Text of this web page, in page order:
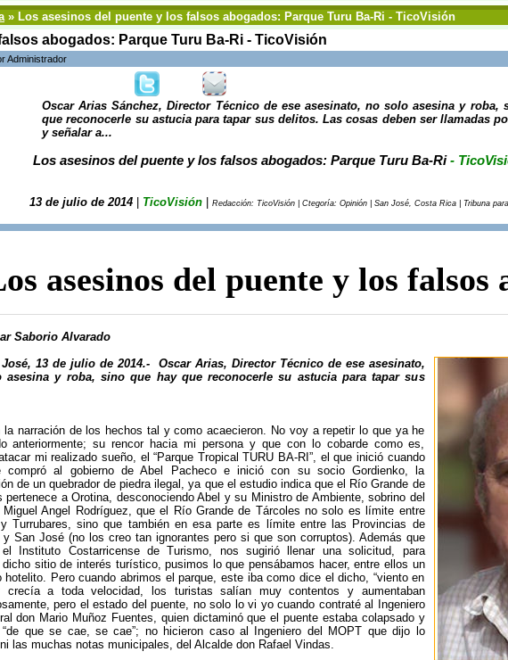
» Los asesinos del puente y los falsos abogados: Parque Turu Ba-Ri - TicoVisión
abogados: Parque Turu Ba-Ri - TicoVisión
Administrador
Oscar Arias Sánchez, Director Técnico de ese asesinato, no solo asesina y roba,
que reconocerle su astucia para tapar sus delitos. Las cosas deben ser llamadas
y señalar a...
Los asesinos del puente y los falsos abogados: Parque Turu Ba-Ri-
13 de julio de 2014 TicoVisión Redacción: TicoVisión | Ctegoría: Opinión | San José, Costa Rica | Tribuna
asesinos del puente y los falsos
Saborio Alvarado
13 de julio de 2014.- Oscar Arias, Director Técnico de ese asesinato,
asesina y roba, sino que hay que reconocerle su astucia para tapar sus
la narración de los hechos tal y como acaecieron. No voy a repetir lo que ya he
anteriormente; su rencor hacia mi persona y que con lo cobarde como es,
mi realizado sueño, el “Parque Tropical TURU BA-RI”, el que inició cuando
compró al gobierno de Abel Pacheco e inició con su socio Gordienko, la
de un quebrador de piedra ilegal, ya que el estudio indica que el Río Grande de
pertenece a Orotina, desconociendo Abel y su Ministro de Ambiente, sobrino del
Miguel Angel Rodríguez, que el Río Grande de Tárcoles no solo es límite entre
Turrubares, sino que también en esa parte es límite entre las Provincias de
y San José (no los creo tan ignorantes pero si que son corruptos). Además que
el Instituto Costarricense de Turismo, nos sugirió llenar una solicitud, para
dicho sitio de interés turístico, pusimos lo que pensábamos hacer, entre ellos un
hotelito. Pero cuando abrimos el parque, este iba como dice el dicho, “viento en
crecía a toda velocidad, los turistas salían muy contentos y aumentaban
pero el estado del puente, no solo lo vi yo cuando contraté al Ingeniero
don Mario Muñoz Fuentes, quien dictaminó que el puente estaba colapsado y
que se cae, se cae”; no hicieron caso al Ingeniero del MOPT que dijo lo
las muchas notas municipales, del Alcalde don Rafael Vindas.